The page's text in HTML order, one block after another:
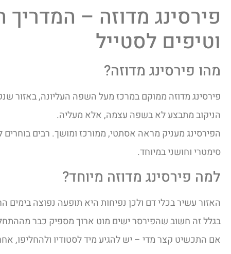
פירסינג מדוזה –
וטיפים לסטייל
מהו פירסינג מדוזה?
פירסינג מדוזה ממוקם במרכז מעל השפה העליונה, באזור
הניקוב מתבצע לא בשפה עצמה, אלא מעליה.
הפירסינג מעניק מראה אסתטי, ממורכז ומושך. רבים
סימטרי וחושני במיוחד.
למה פירסינג מדוזה מיוחד?
האזור עשיר בכלי דם ולכן נפיחות היא תופעה נפוצה בימים
בגלל זה חשוב שהפירסר ישים מוט ארוך מספיק כבר
אם התכשיט קצר מדי – יש להגיע מיד לסטודיו ולהחליפו,